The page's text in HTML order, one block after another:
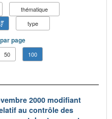
thématique
type
page
50 100
2000 modifiant
au contrôle des